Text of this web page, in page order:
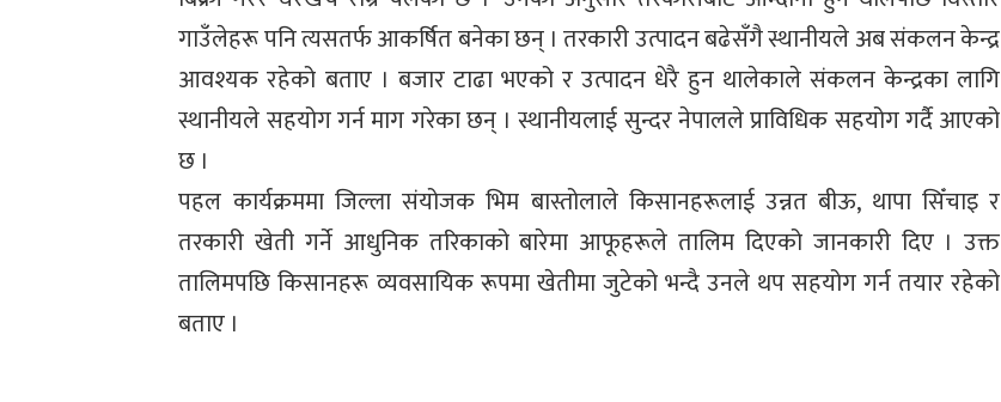
गाउँलेहरू पनि त्यसतर्फ आकर्षित बनेका छन् । तरकारी उत्पादन बढेसँगै स्थानीयले अब संकलन केन्द्र
आवश्यक रहेको बताए । बजार टाढा भएको र उत्पादन धेरै हुन थालेकाले संकलन केन्द्रका लागि
स्थानीयले सहयोग गर्न माग गरेका छन् । स्थानीयलाई सुन्दर नेपालले प्राविधिक सहयोग गर्दै आएको
छ ।
पहल कार्यक्रममा जिल्ला संयोजक भिम बास्तोलाले किसानहरूलाई उन्नत बीऊ, थापा सिँचाइ र
तरकारी खेती गर्ने आधुनिक तरिकाको बारेमा आफूहरूले तालिम दिएको जानकारी दिए । उक्त
तालिमपछि किसानहरू व्यवसायिक रूपमा खेतीमा जुटेको भन्दै उनले थप सहयोग गर्न तयार रहेको
बताए ।